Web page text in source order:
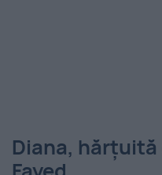
Diana, hărțuită